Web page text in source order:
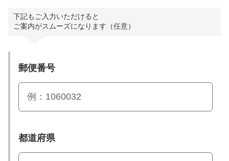
下記もご入力いただけると
ご案内がスムーズになります（任意）
郵便番号
都道府県